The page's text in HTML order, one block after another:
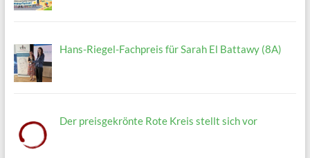
Hans-Riegel-Fachpreis für Sarah El Battawy (8A)
Der preisgekrönte Rote Kreis stellt sich vor